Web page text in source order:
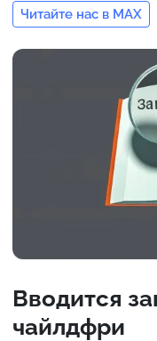
Читайте нас в MAX
Вводится
чайлдфри